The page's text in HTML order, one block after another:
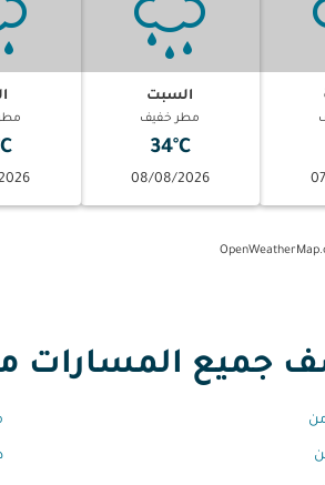
السبت
مطر خفيف
34°C
08/08/2026
جميع المسارات